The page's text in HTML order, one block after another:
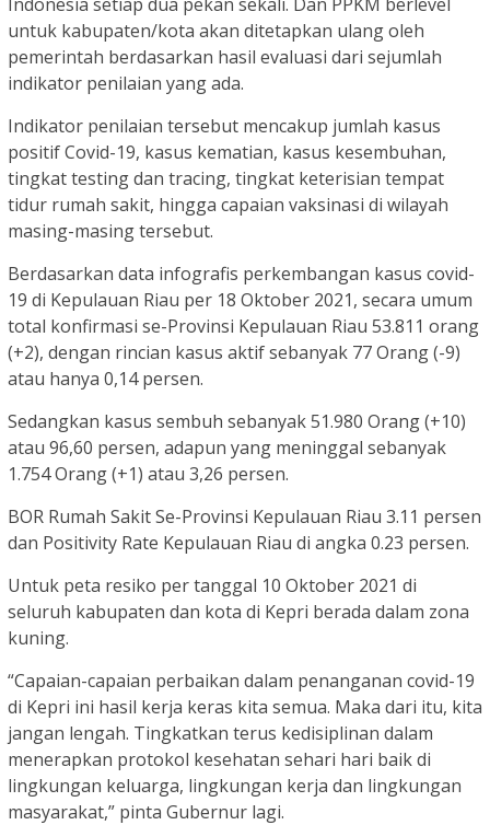
untuk kabupaten/kota akan ditetapkan ulang oleh
pemerintah berdasarkan hasil evaluasi dari sejumlah
indikator penilaian yang ada.
Indikator penilaian tersebut mencakup jumlah kasus
positif Covid-19, kasus kematian, kasus kesembuhan,
tingkat testing dan tracing, tingkat keterisian tempat
tidur rumah sakit, hingga capaian vaksinasi di wilayah
masing-masing tersebut.
Berdasarkan data infografis perkembangan kasus covid-
19 di Kepulauan Riau per 18 Oktober 2021, secara umum
total konfirmasi se-Provinsi Kepulauan Riau 53.811 orang
(+2), dengan rincian kasus aktif sebanyak 77 Orang (-9)
atau hanya 0,14 persen.
Sedangkan kasus sembuh sebanyak 51.980 Orang (+10)
atau 96,60 persen, adapun yang meninggal sebanyak
1.754 Orang (+1) atau 3,26 persen.
BOR Rumah Sakit Se-Provinsi Kepulauan Riau 3.11 persen
dan Positivity Rate Kepulauan Riau di angka 0.23 persen.
Untuk peta resiko per tanggal 10 Oktober 2021 di
seluruh kabupaten dan kota di Kepri berada dalam zona
kuning.
“Capaian-capaian perbaikan dalam penanganan covid-19
di Kepri ini hasil kerja keras kita semua. Maka dari itu, kita
jangan lengah. Tingkatkan terus kedisiplinan dalam
menerapkan protokol kesehatan sehari hari baik di
lingkungan keluarga, lingkungan kerja dan lingkungan
masyarakat,” pinta Gubernur lagi.